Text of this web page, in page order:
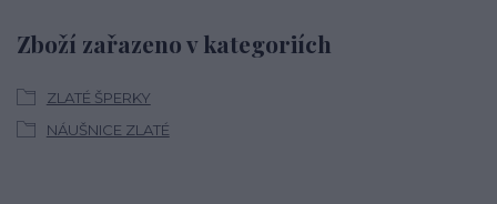
Zboží zařazeno v kategoriích
ZLATÉ ŠPERKY
NÁUŠNICE ZLATÉ